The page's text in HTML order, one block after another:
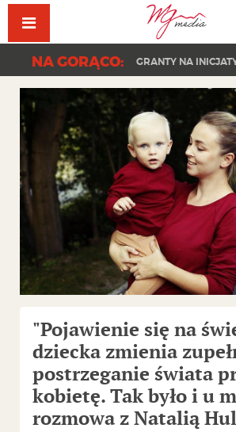
NA GORĄCO: GRANTY NA
"Pojawienie się na
dziecka zmienia
postrzeganie świata
kobietę. Tak było i u
rozmowa z Natalią